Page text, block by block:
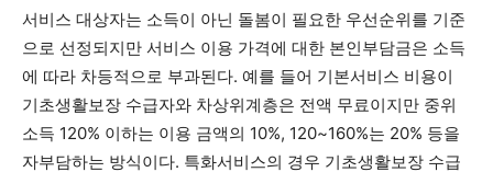
서비스 대상자는 소득이 아닌 돌봄이 필요한 우선순위를 기준
으로 선정되지만 서비스 이용 가격에 대한 본인부담금은 소득
에 따라 차등적으로 부과된다. 예를 들어 기본서비스 비용이
기초생활보장 수급자와 차상위계층은 전액 무료이지만 중위
소득 120% 이하는 이용 금액의 10%, 120~160%는 20% 등을
자부담하는 방식이다. 특화서비스의 경우 기초생활보장 수급